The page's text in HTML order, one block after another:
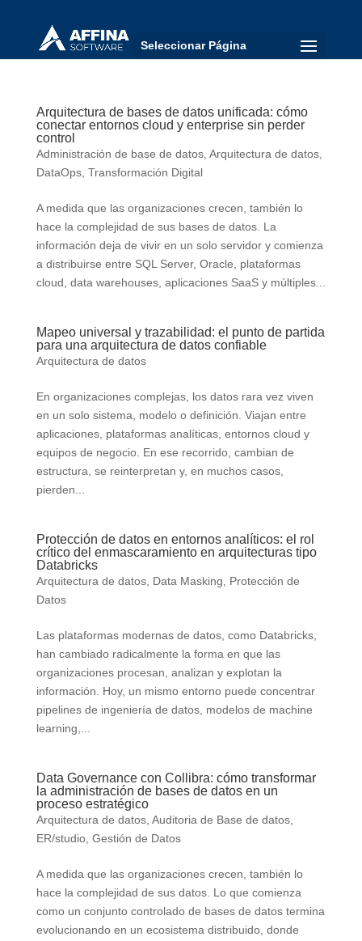
Seleccionar Página
Arquitectura de bases de datos unificada: cómo
conectar entornos cloud y enterprise sin perder
control
Administración de base de datos, Arquitectura de datos,
DataOps, Transformación Digital
A medida que las organizaciones crecen, también lo
hace la complejidad de sus bases de datos. La
información deja de vivir en un solo servidor y comienza
a distribuirse entre SQL Server, Oracle, plataformas
cloud, data warehouses, aplicaciones SaaS y múltiples...
Mapeo universal y trazabilidad: el punto de partida
para una arquitectura de datos confiable
Arquitectura de datos
En organizaciones complejas, los datos rara vez viven
en un solo sistema, modelo o definición. Viajan entre
aplicaciones, plataformas analíticas, entornos cloud y
equipos de negocio. En ese recorrido, cambian de
estructura, se reinterpretan y, en muchos casos,
pierden...
Protección de datos en entornos analíticos: el rol
crítico del enmascaramiento en arquitecturas tipo
Databricks
Arquitectura de datos, Data Masking
Protección de
Datos
Las plataformas modernas de datos, como Databricks,
han cambiado radicalmente la forma en que las
organizaciones procesan, analizan y explotan la
información. Hoy, un mismo entorno puede concentrar
pipelines de ingeniería de datos, modelos de machine
learning,...
Data Governance con Collibra: cómo transformar
la administración de bases de datos en un
proceso estratégico
Arquitectura de datos, Auditoria de Base de datos,
ER/studio, Gestión de Datos
A medida que las organizaciones crecen, también lo
hace la complejidad de sus datos. Lo que comienza
como un conjunto controlado de bases de datos termina
evolucionando en un ecosistema distribuido, donde